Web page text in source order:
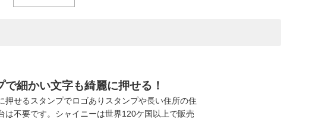
細かい文字も綺麗に押せる！
押せるスタンプでロゴありスタンプや長い住所の住
は不要です。シャイニーは世界120ケ国以上で販売